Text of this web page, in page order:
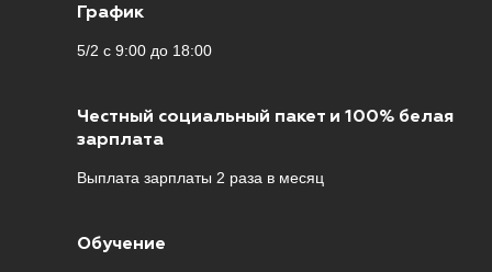
График
5/2 с 9:00 до 18:00
Честный социальный пакет и 100% белая
зарплата
Выплата зарплаты 2 раза в месяц
Обучение